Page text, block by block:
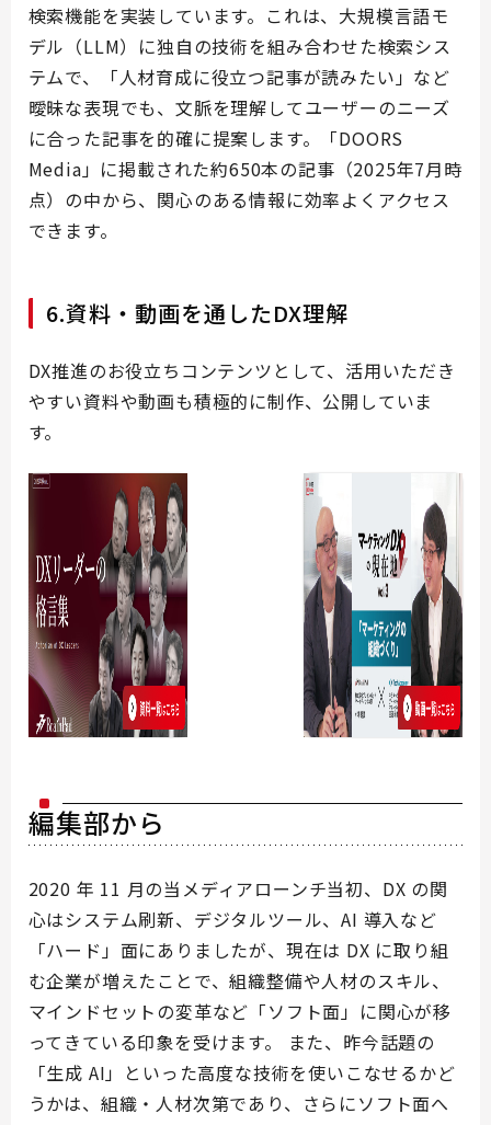
検索機能を実装しています。これは、大規模言語モ
デル（LLM）に独自の技術を組み合わせた検索シス
テムで、「人材育成に役立つ記事が読みたい」など
曖昧な表現でも、文脈を理解してユーザーのニーズ
に合った記事を的確に提案します。「DOORS
Media」に掲載された約650本の記事（2025年7月時
点）の中から、関心のある情報に効率よくアクセス
できます。
6.資料・動画を通したDX理解
DX推進のお役立ちコンテンツとして、活用いただき
やすい資料や動画も積極的に制作、公開していま
す。
編集部から
2020 年 11 月の当メディアローンチ当初、DX の関
心はシステム刷新、デジタルツール、AI 導入など
「ハード」面にありましたが、現在は DX に取り組
む企業が増えたことで、組織整備や人材のスキル、
マインドセットの変革など「ソフト面」に関心が移
ってきている印象を受けます。 また、昨今話題の
「生成 AI」といった高度な技術を使いこなせるかど
うかは、組織・人材次第であり、さらにソフト面へ